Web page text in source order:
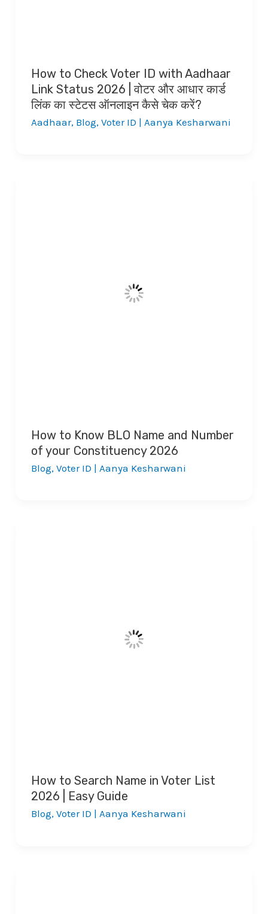
How to Check Voter ID with Aadhaar
Link Status 2026 | वोटर और आधार कार्ड
लिंक का स्टेटस ऑनलाइन कैसे चेक करें?
Aadhaar, Blog, Voter ID | Aanya Kesharwani
How to Know BLO Name and Number
of your Constituency 2026
Blog, Voter ID | Aanya Kesharwani
How to Search Name in Voter List
2026 | Easy Guide
Blog, Voter ID | Aanya Kesharwani